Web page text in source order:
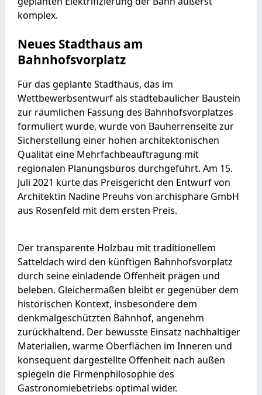
komplex.
Neues Stadthaus am
Bahnhofsvorplatz
Für das geplante Stadthaus, das im
Wettbewerbsentwurf als städtebaulicher Baustein
zur räumlichen Fassung des Bahnhofsvorplatzes
formuliert wurde, wurde von Bauherrenseite zur
Sicherstellung einer hohen architektonischen
Qualität eine Mehrfachbeauftragung mit
regionalen Planungsbüros durchgeführt. Am 15.
Juli 2021 kürte das Preisgericht den Entwurf von
Architektin Nadine Preuhs von archisphäre GmbH
aus Rosenfeld mit dem ersten Preis.
Der transparente Holzbau mit traditionellem
Satteldach wird den künftigen Bahnhofsvorplatz
durch seine einladende Offenheit prägen und
beleben. Gleichermaßen bleibt er gegenüber dem
historischen Kontext, insbesondere dem
denkmalgeschützten Bahnhof, angenehm
zurückhaltend. Der bewusste Einsatz nachhaltiger
Materialien, warme Oberflächen im Inneren und
konsequent dargestellte Offenheit nach außen
spiegeln die Firmenphilosophie des
Gastronomiebetriebs optimal wider.